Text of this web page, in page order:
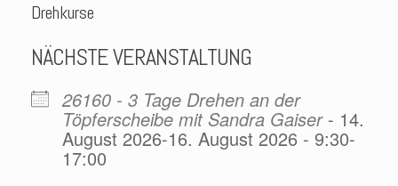
Drehkurse
NÄCHSTE VERANSTALTUNG
26160 - 3 Tage Drehen an der
Töpferscheibe mit Sandra Gaiser- 14.
August 2026-16. August 2026 - 9:30-
17:00